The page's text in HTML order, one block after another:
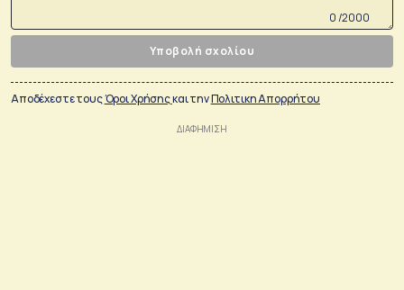
0 /2000
Υποβολή σχολίου
Αποδέχεστε τουςΌροι Χρήσηςκαι τηνΠολιτικη Απορρήτου